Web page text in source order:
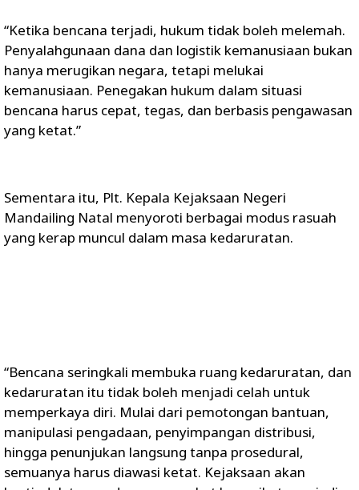
“Ketika bencana terjadi, hukum tidak boleh melemah.
Penyalahgunaan dana dan logistik kemanusiaan bukan
hanya merugikan negara, tetapi melukai
kemanusiaan. Penegakan hukum dalam situasi
bencana harus cepat, tegas, dan berbasis pengawasan
yang ketat.”
Sementara itu, Plt. Kepala Kejaksaan Negeri
Mandailing Natal menyoroti berbagai modus rasuah
yang kerap muncul dalam masa kedaruratan.
“Bencana seringkali membuka ruang kedaruratan, dan
kedaruratan itu tidak boleh menjadi celah untuk
memperkaya diri. Mulai dari pemotongan bantuan,
manipulasi pengadaan, penyimpangan distribusi,
hingga penunjukan langsung tanpa prosedural,
semuanya harus diawasi ketat. Kejaksaan akan